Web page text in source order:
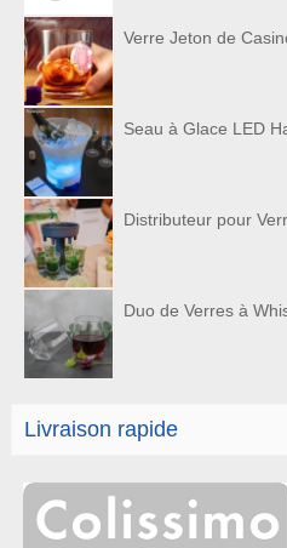
Verre Jeton de
Seau à Glace LED
Distributeur pour
Duo de Verres à
Livraison rapide